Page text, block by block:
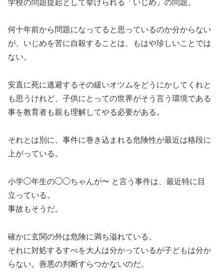
学校の問題提起として挙げられる「いじめ」の問題。
何十年前から問題になってると思っているのか分からない
が、いじめを苦に自殺することは、もはや珍しいことでは
ない。
安直に死に逃避するその緩いオツムをどうにかしてくれと
も思うけれど、子供にとっての世界がそう言う環境である
事を教育者も親も理解してやる必要がある。
それとは別に、事件に巻き込まれる危険性が最近は格段に
上がっている。
小学◯年生の◯◯ちゃんが〜 と言う事件は、最近特に目
立っている。
事故もそうだ。
確かに玄関の外は危険に満ち溢れている。
それに対処するすべを大人は分かっているが子どもは分か
らない。善悪の判断すらつかないのだ。